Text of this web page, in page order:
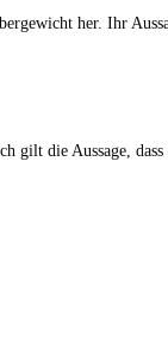
her. Ihr
gilt die Aussage,